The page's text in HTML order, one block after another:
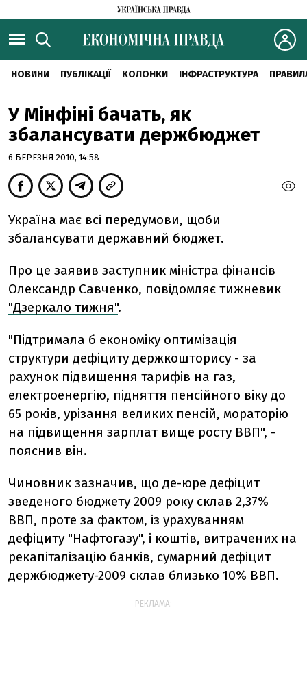
НОВИНИ ПУБЛІКАЦІЇ КОЛОНКИ ІНФРАСТРУКТУРА
У Мінфіні бачать, як
збалансувати держбюджет
6 БЕРЕЗНЯ 2010, 14:58
Україна має всі передумови, щоби
збалансувати державний бюджет.
Про це заявив заступник міністра фінансів
Олександр Савченко, повідомляє тижневик
"Дзеркало тижня".
"Підтримала б економіку оптимізація
структури дефіциту держкошторису - за
рахунок підвищення тарифів на газ,
електроенергію, підняття пенсійного віку до
65 років, урізання великих пенсій, мораторію
на підвищення зарплат вище росту ВВП", -
пояснив він.
Чиновник зазначив, що де-юре дефіцит
зведеного бюджету 2009 року склав 2,37%
ВВП, проте за фактом, із урахуванням
дефіциту "Нафтогазу", і коштів, витрачених на
рекапіталізацію банків, сумарний дефіцит
держбюджету-2009 склав близько 10% ВВП.
РЕКЛАМА: